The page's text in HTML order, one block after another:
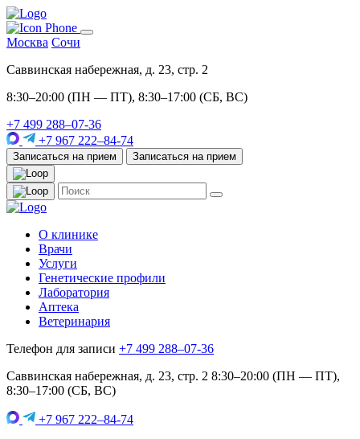
Москва Сочи
Саввинская набережная, д. 23, стр. 2
8:30–20:00 (ПН — ПТ), 8:30–17:00 (СБ, ВС)
+7 499 288–07-36
+7 967 222–84-74
Записаться на прием Записаться на прием
О клинике
Врачи
Услуги
Генетические профили
Лаборатория
Аптека
Ветеринария
Телефон для записи +7 499 288–07-36
Саввинская набережная, д. 23, стр. 2 8:30–20:00 (ПН — ПТ),
8:30–17:00 (СБ, ВС)
+7 967 222–84-74